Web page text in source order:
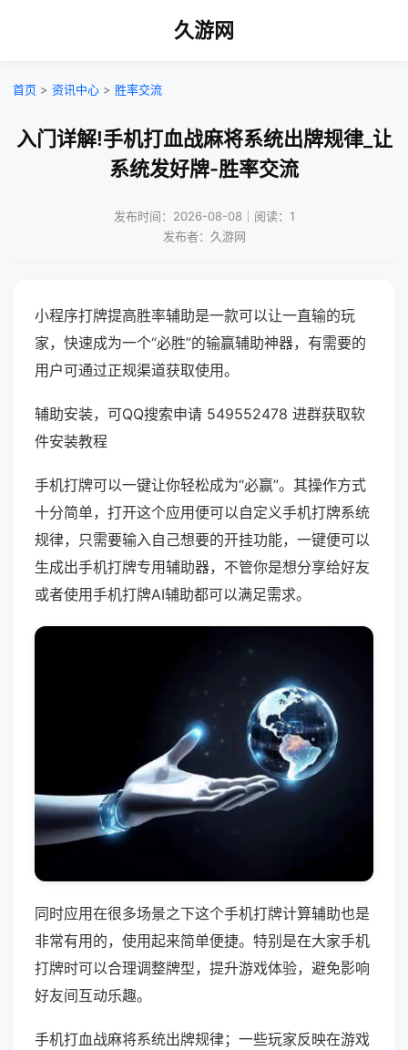
久游网
首页 > 资讯中心 > 胜率交流
入门详解!手机打血战麻将系统出牌规律_让
系统发好牌-胜率交流
发布时间：2026-08-08｜阅读：1
发布者：久游网
小程序打牌提高胜率辅助是一款可以让一直输的玩
家，快速成为一个“必胜”的输赢辅助神器，有需要的
用户可通过正规渠道获取使用。
辅助安装，可QQ搜索申请 549552478 进群获取软
件安装教程
手机打牌可以一键让你轻松成为“必赢”。其操作方式
十分简单，打开这个应用便可以自定义手机打牌系统
规律，只需要输入自己想要的开挂功能，一键便可以
生成出手机打牌专用辅助器，不管你是想分享给好友
或者使用手机打牌AI辅助都可以满足需求。
同时应用在很多场景之下这个手机打牌计算辅助也是
非常有用的，使用起来简单便捷。特别是在大家手机
打牌时可以合理调整牌型，提升游戏体验，避免影响
好友间互动乐趣。
手机打血战麻将系统出牌规律；一些玩家反映在游戏